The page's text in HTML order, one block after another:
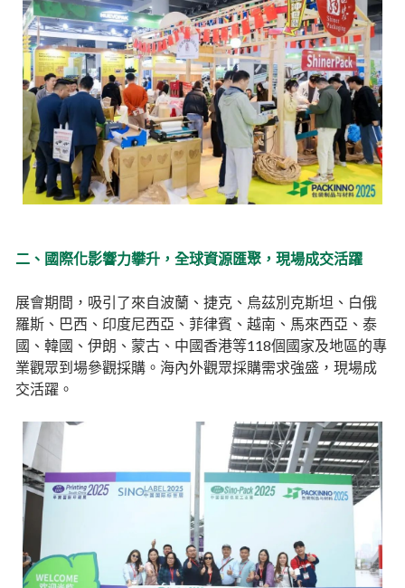
二、國際化影響力攀升，全球資源匯聚，現場成交活躍
展會期間，吸引了來自波蘭、捷克、烏茲別克斯坦、白俄
羅斯、巴西、印度尼西亞、菲律賓、越南、馬來西亞、泰
國、韓國、伊朗、蒙古、中國香港等118個國家及地區的專
業觀眾到場參觀採購。海內外觀眾採購需求強盛，現場成
交活躍。